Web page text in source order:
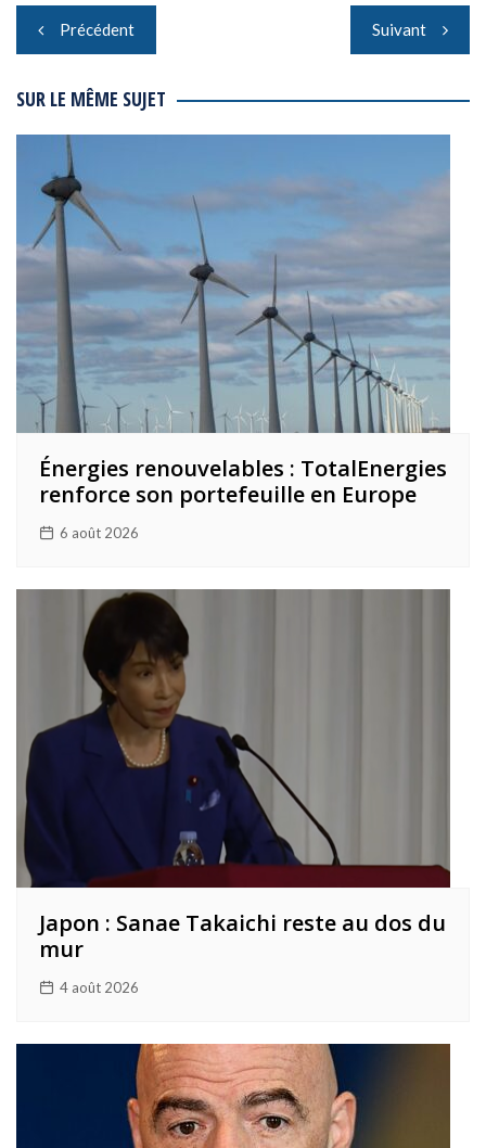
Navigation
de
l’article
Précédent Suivant
SUR LE MÊME SUJET
Énergies renouvelables : TotalEnergies
renforce son portefeuille en Europe
6 août 2026
Japon : Sanae Takaichi reste au dos du
mur
4 août 2026